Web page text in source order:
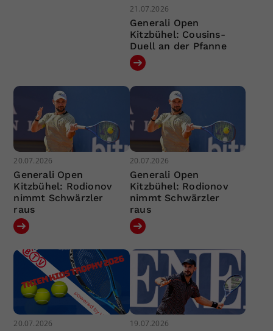
21.07.2026
Generali Open
Kitzbühel: Cousins-
Duell an der Pfanne
20.07.2026
Generali Open
Kitzbühel: Rodionov
nimmt Schwärzler
raus
20.07.2026
Generali Open
Kitzbühel: Rodionov
nimmt Schwärzler
raus
20.07.2026 19.07.2026